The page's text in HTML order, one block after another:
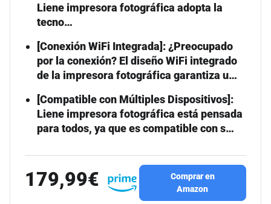
Liene impresora fotográfica adopta la
tecno…
[Conexión WiFi Integrada]: ¿Preocupado
por la conexión? El diseño WiFi integrado
de la impresora fotográfica garantiza u…
[Compatible con Múltiples Dispositivos]:
Liene impresora fotográfica está pensada
para todos, ya que es compatible con s…
179,99€
Comprar en
Amazon